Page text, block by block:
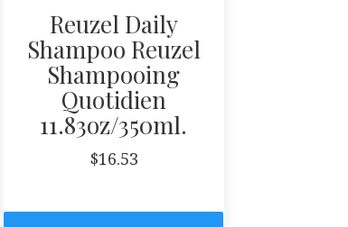
Reuzel Daily
Shampoo Reuzel
Shampooing
Quotidien
11.83oz/350ml.
$16.53